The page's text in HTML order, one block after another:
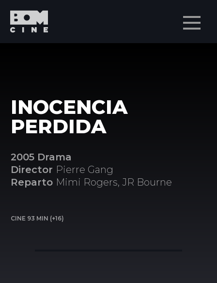
INOCENCIA
PERDIDA
2005 Drama
Director Pierre Gang
Reparto Mimi Rogers, JR Bourne
CINE 93 MIN (+16)